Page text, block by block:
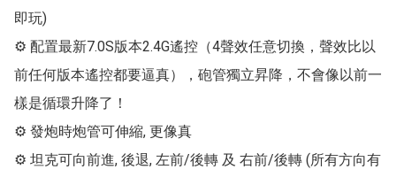
即玩)
⚙ 配置最新7.0S版本2.4G遙控（4聲效任意切換，聲效比以
前任何版本遙控都要逼真），砲管獨立昇降，不會像以前一
樣是循環升降了！
⚙ 發炮時炮管可伸縮, 更像真
⚙ 坦克可向前進, 後退, 左前/後轉 及 右前/後轉 (所有方向有